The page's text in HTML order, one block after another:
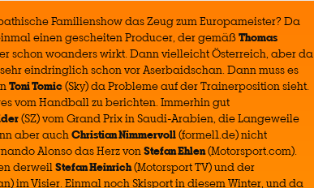
Familienshow das Zeug zum Europameister? Da
einen gescheiten Producer, der gemäßThomas
schon woanders wirkt. Dann vielleicht Österreich, aber da
eindringlich schon vor Aserbaidschan. Dann muss es
Toni Tomic(Sky) da Probleme auf der Trainerposition sieht.
vom Handball zu berichten. Immerhin gut
(SZ) vom Grand Prix in Saudi-Arabien, die Langeweile
aber auchChristian Nimmervoll(formel1.de) nicht
Alonso das Herz vonStefan Ehlen(Motorsport.com).
derweilStefan Heinrich(Motorsport TV) und der
im Visier. Einmal noch Skisport in diesem Winter, und da